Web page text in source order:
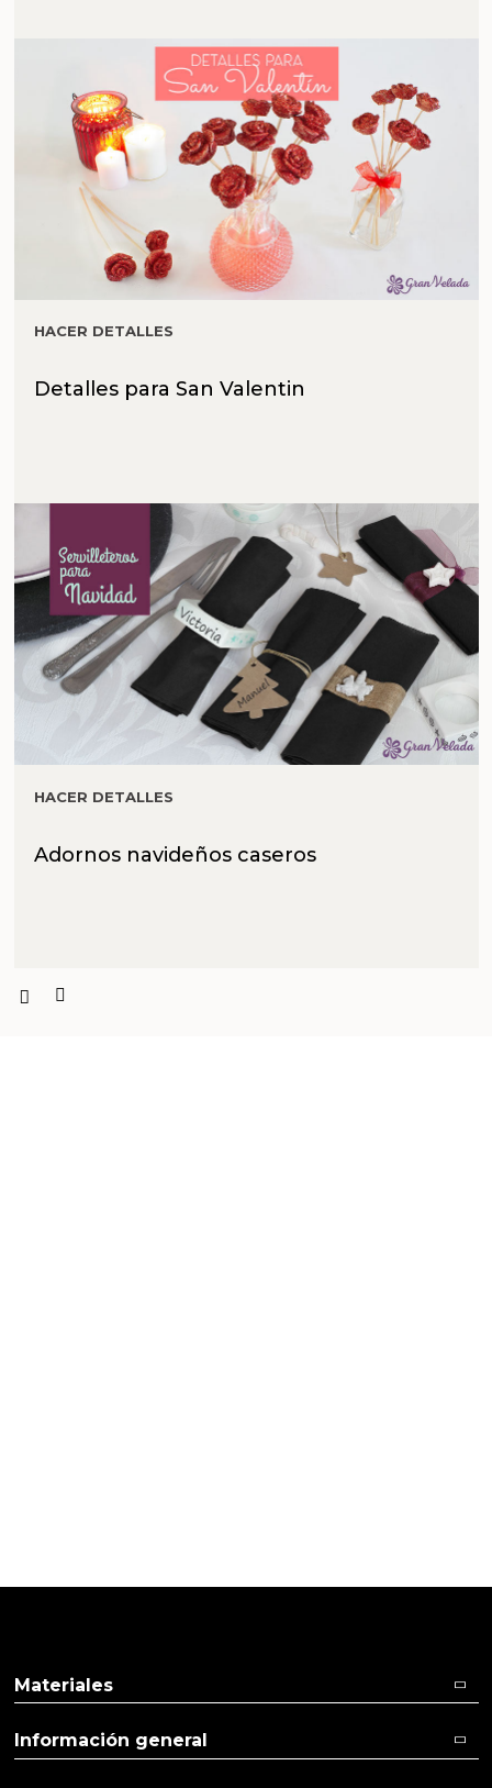
HACER DETALLES
Detalles para San Valentin
HACER DETALLES
Adornos navideños caseros
Materiales
Información general